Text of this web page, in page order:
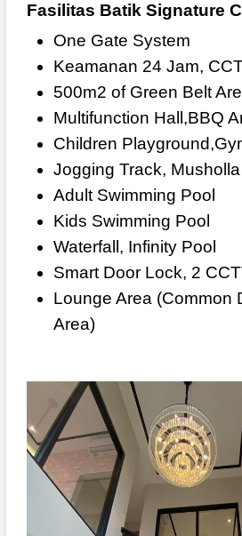
Fasilitas Batik Signature
One Gate System
Keamanan 24 Jam,
500m2 of Green Belt
Multifunction Hall,BBQ
Children
Jogging Track, Musholla
Adult Swimming Pool
Kids Swimming Pool
Waterfall, Infinity Pool
Smart Door Lock, 2
Lounge Area (Common
Area)